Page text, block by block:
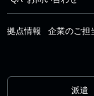
拠点情報 企業のご担
派遣